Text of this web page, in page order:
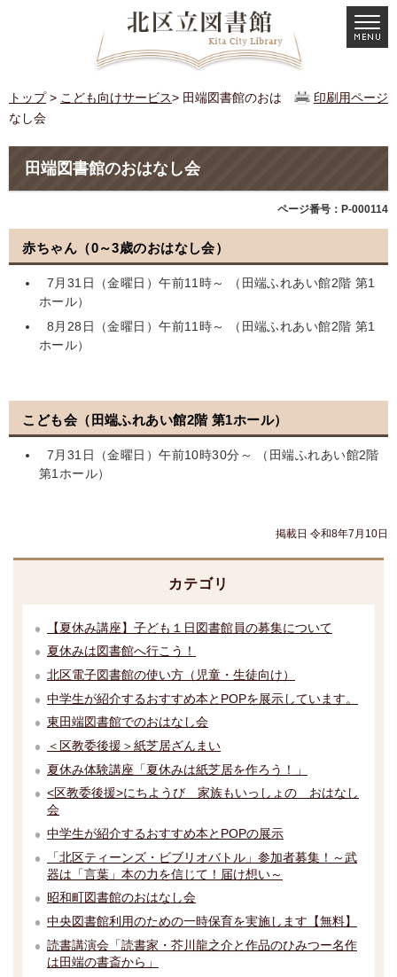
印刷用ページ
トップ> こども向けサービス> 田端図書館のおは
なし会
田端図書館のおはなし会
ページ番号：P-000114
赤ちゃん（0～3歳のおはなし会）
7月31日（金曜日）午前11時～ （田端ふれあい館2階 第1
ホール）
8月28日（金曜日）午前11時～ （田端ふれあい館2階 第1
ホール）
こども会（田端ふれあい館2階 第1ホール）
7月31日（金曜日）午前10時30分～ （田端ふれあい館2階
第1ホール）
掲載日 令和8年7月10日
カテゴリ
【夏休み講座】子ども１日図書館員の募集について
夏休みは図書館へ行こう！
北区電子図書館の使い方（児童・生徒向け）
中学生が紹介するおすすめ本とPOPを展示しています。
東田端図書館でのおはなし会
＜区教委後援＞紙芝居ざんまい
夏休み体験講座「夏休みは紙芝居を作ろう！」
<区教委後援>にちようび 家族もいっしょの おはなし
会
中学生が紹介するおすすめ本とPOPの展示
「北区ティーンズ・ビブリオバトル」参加者募集！～武
器は「言葉」本の力を信じて！届け想い～
昭和町図書館のおはなし会
中央図書館利用のための一時保育を実施します【無料】
読書講演会「読書家・芥川龍之介と作品のひみつー名作
は田端の書斎から」